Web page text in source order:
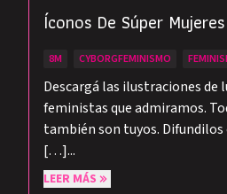
Íconos De Súper Mujeres
8M CYBORGFEMINISMO
Descargá las ilustraciones de
feministas que admiramos.
también son tuyos. Difundilos
[…]...
LEER MÁS